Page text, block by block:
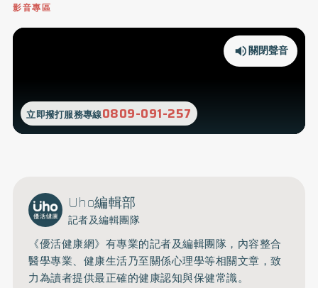
影音專區
立即撥打服務專線0809-091-257
關閉聲音
Uho編輯部
記者及編輯團隊
《優活健康網》有專業的記者及編輯團隊，內容整合
醫學專業、健康生活乃至關係心理學等相關文章，致
力為讀者提供最正確的健康認知與保健常識。